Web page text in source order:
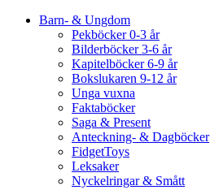
Barn- & Ungdom
Pekböcker 0-3 år
Bilderböcker 3-6 år
Kapitelböcker 6-9 år
Bokslukaren 9-12 år
Unga vuxna
Faktaböcker
Saga & Present
Anteckning- & Dagböcker
FidgetToys
Leksaker
Nyckelringar & Smått